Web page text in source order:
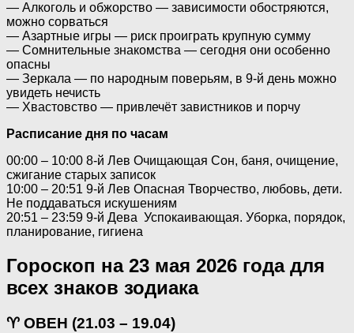
— Алкоголь и обжорство — зависимости обостряются,
можно сорваться
— Азартные игры — риск проиграть крупную сумму
— Сомнительные знакомства — сегодня они особенно
опасны
— Зеркала — по народным поверьям, в 9-й день можно
увидеть нечисть
— Хвастовство — привлечёт завистников и порчу
Расписание дня по часам
00:00 – 10:00 8-й Лев Очищающая Сон, баня, очищение,
сжигание старых записок
10:00 – 20:51 9-й Лев Опасная Творчество, любовь, дети.
Не поддаваться искушениям
20:51 – 23:59 9-й Дева Успокаивающая. Уборка, порядок,
планирование, гигиена
Гороскоп на 23 мая 2026 года для
всех знаков зодиака
♈ ОВЕН (21.03 – 19.04)